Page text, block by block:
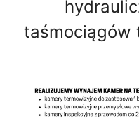
taśmociągów